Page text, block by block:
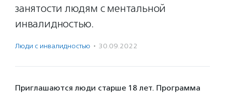
занятости людям с ментальной
инвалидностью.
Люди с инвалидностью · 30.09.2022
Приглашаются люди старше 18 лет. Программа